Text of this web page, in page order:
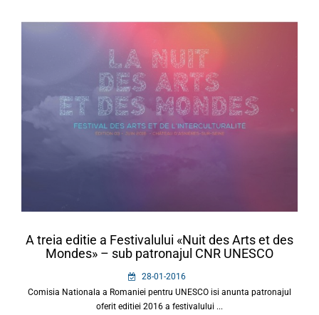
A treia editie a Festivalului «Nuit des Arts et des
Mondes» – sub patronajul CNR UNESCO
28-01-2016
Comisia Nationala a Romaniei pentru UNESCO isi anunta patronajul
oferit editiei 2016 a festivalului ...